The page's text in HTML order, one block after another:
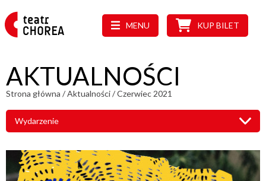
MENU KUP BILET
AKTUALNOŚCI
Strona główna /Aktualności/Czerwiec 2021
Wydarzenie